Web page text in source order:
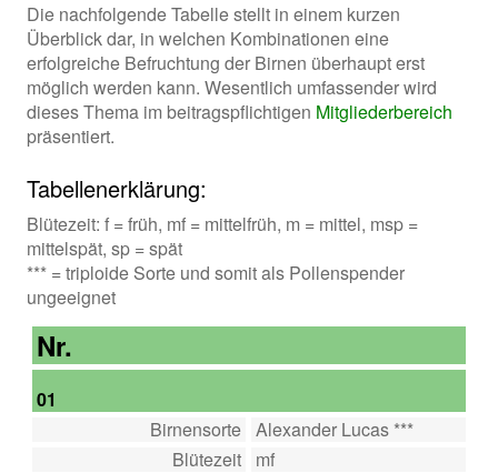
Die nachfolgende Tabelle stellt in einem kurzen
Überblick dar, in welchen Kombinationen eine
erfolgreiche Befruchtung der Birnen überhaupt erst
möglich werden kann. Wesentlich umfassender wird
dieses Thema im beitragspflichtigen Mitgliederbereich
präsentiert.
Tabellenerklärung:
Blütezeit: f = früh, mf = mittelfrüh, m = mittel, msp =
mittelspät, sp = spät
*** = triploide Sorte und somit als Pollenspender
ungeeignet
Nr.
01
Birnensorte Alexander Lucas ***
Blütezeit
mf